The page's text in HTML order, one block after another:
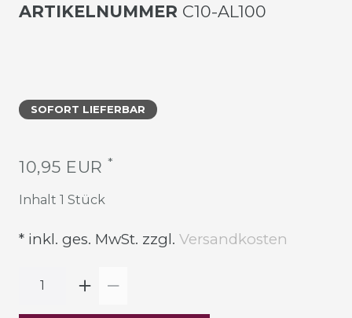
ARTIKELNUMMER C10-AL100
SOFORT LIEFERBAR
10,95 EUR *
Inhalt 1 Stück
* inkl. ges. MwSt. zzgl. Versandkosten